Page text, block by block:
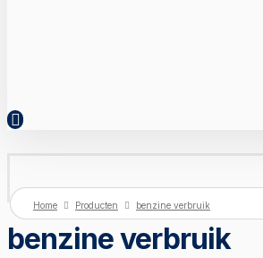
Home Producten benzine verbruik
benzine verbruik